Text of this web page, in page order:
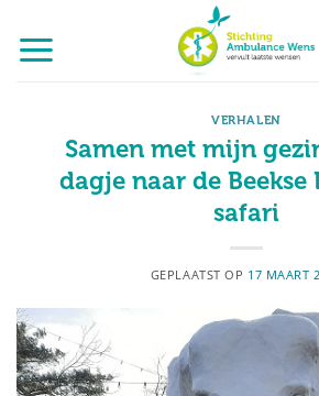
naar
inhoud
VERHALEN
Samen met mijn
dagje naar de Beekse
safari
GEPLAATST OP 17 MAART